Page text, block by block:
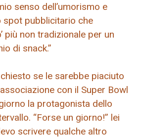
senso dell’umorismo e
spot pubblicitario che
più non tradizionale per un
di snack.”
se le sarebbe piaciuto
con il Super Bowl
la protagonista dello
“Forse un giorno!” lei
scrivere qualche altro